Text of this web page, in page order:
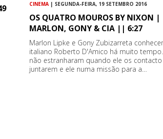
CINEMA | SEGUNDA-FEIRA, 19 SETEMBRO 2016
OS QUATRO MOUROS BY NIXON |
MARLON, GONY & CIA || 6:27
Marlon Lipke e Gony Zubizarreta
italiano Roberto D'Amico há muito
não estranharam quando ele os
juntarem e ele numa missão para a…